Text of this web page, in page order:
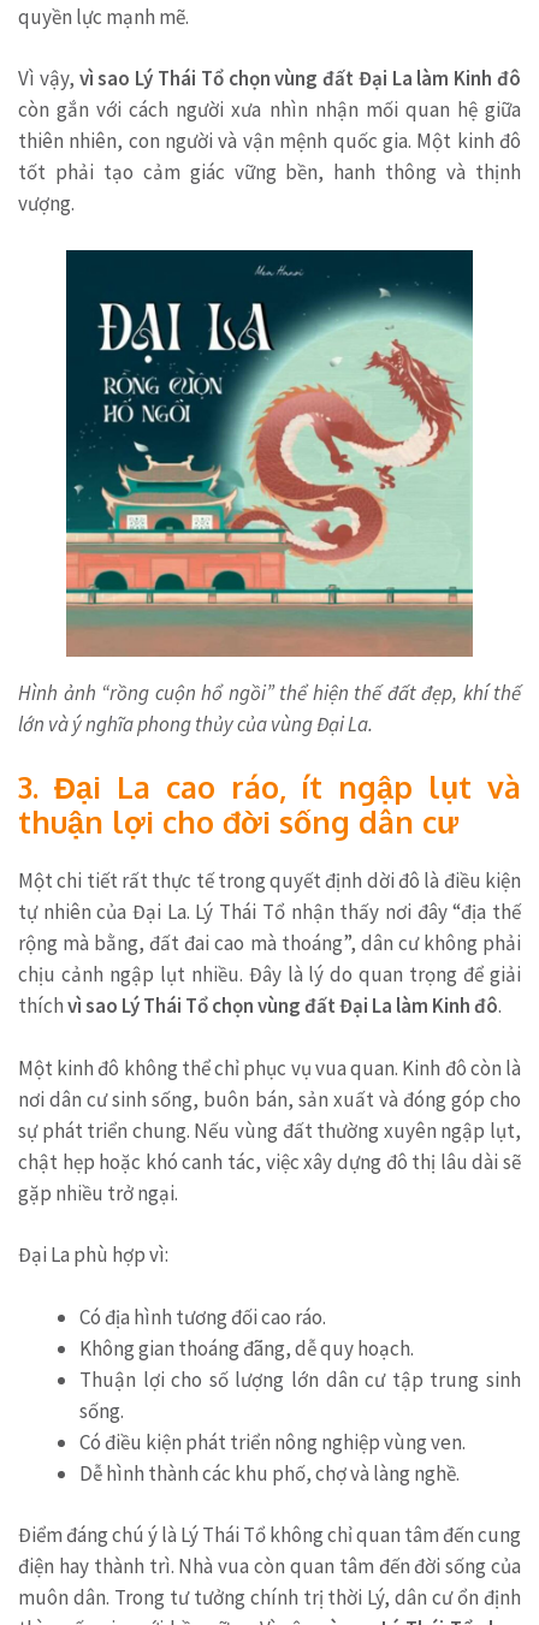
quyền lực mạnh mẽ.
Vì vậy, vì sao Lý Thái Tổ chọn vùng đất Đại La làm Kinh đô
còn gắn với cách người xưa nhìn nhận mối quan hệ giữa
thiên nhiên, con người và vận mệnh quốc gia. Một kinh đô
tốt phải tạo cảm giác vững bền, hanh thông và thịnh
vượng.
Hình ảnh “rồng cuộn hổ ngồi” thể hiện thế đất đẹp, khí thế
lớn và ý nghĩa phong thủy của vùng Đại La.
3. Đại La cao ráo, ít ngập lụt và
thuận lợi cho đời sống dân cư
Một chi tiết rất thực tế trong quyết định dời đô là điều kiện
tự nhiên của Đại La. Lý Thái Tổ nhận thấy nơi đây “địa thế
rộng mà bằng, đất đai cao mà thoáng”, dân cư không phải
chịu cảnh ngập lụt nhiều. Đây là lý do quan trọng để giải
thíchvì sao Lý Thái Tổ chọn vùng đất Đại La làm Kinh đô.
Một kinh đô không thể chỉ phục vụ vua quan. Kinh đô còn là
nơi dân cư sinh sống, buôn bán, sản xuất và đóng góp cho
sự phát triển chung. Nếu vùng đất thường xuyên ngập lụt,
chật hẹp hoặc khó canh tác, việc xây dựng đô thị lâu dài sẽ
gặp nhiều trở ngại.
Đại La phù hợp vì:
Có địa hình tương đối cao ráo.
Không gian thoáng đãng, dễ quy hoạch.
Thuận lợi cho số lượng lớn dân cư tập trung sinh
sống.
Có điều kiện phát triển nông nghiệp vùng ven.
Dễ hình thành các khu phố, chợ và làng nghề.
Điểm đáng chú ý là Lý Thái Tổ không chỉ quan tâm đến cung
điện hay thành trì. Nhà vua còn quan tâm đến đời sống của
muôn dân. Trong tư tưởng chính trị thời Lý, dân cư ổn định